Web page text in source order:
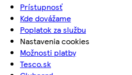
Prístupnosť
Kde dovážame
Poplatok za službu
Nastavenia cookies
Možnosti platby
Tesco.sk